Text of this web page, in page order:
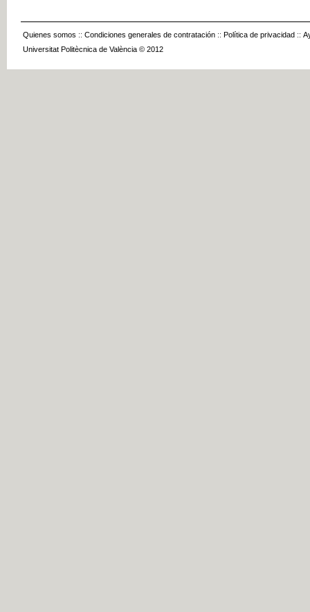
Quienes somos :: Condiciones generales de contratación :: Política de privacidad ::
Universitat Politècnica de València © 2012